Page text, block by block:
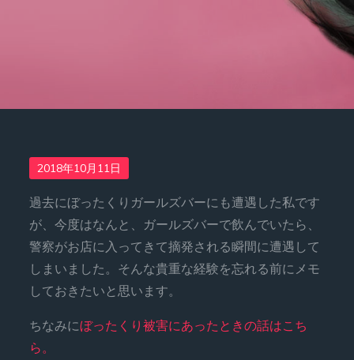
Posted
2018年10月11日
過去にぼったくりガールズバーにも遭遇した私です
が、今度はなんと、ガールズバーで飲んでいたら、
警察がお店に入ってきて摘発される瞬間に遭遇して
しまいました。そんな貴重な経験を忘れる前にメモ
しておきたいと思います。
ちなみにぼったくり被害にあったときの話はこち
ら。